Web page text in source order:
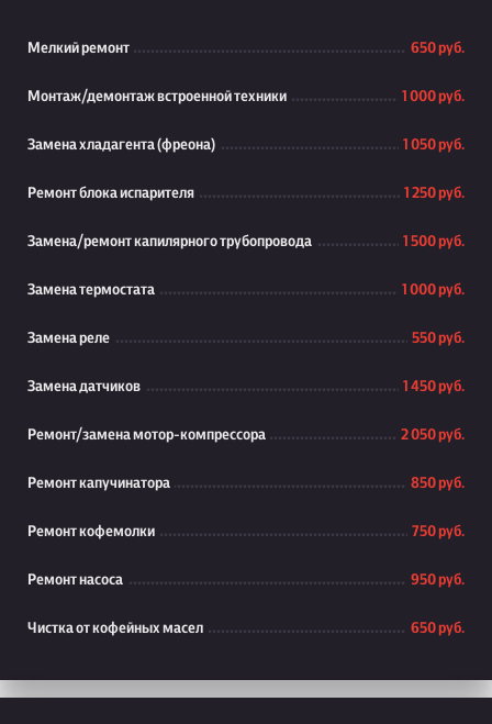
Мелкий ремонт 650 руб.
Монтаж/демонтаж встроенной техники 1 000 руб.
Замена хладагента (фреона) 1 050 руб.
Ремонт блока испарителя 1 250 руб.
Замена/ремонт капилярного трубопровода 1 500 руб.
Замена термостата 1 000 руб.
Замена реле 550 руб.
Замена датчиков 1 450 руб.
Ремонт/замена мотор-компрессора 2 050 руб.
Ремонт капучинатора 850 руб.
Ремонт кофемолки 750 руб.
Ремонт насоса 950 руб.
Чистка от кофейных масел 650 руб.